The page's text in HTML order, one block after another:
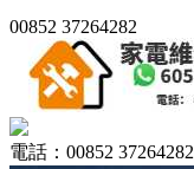
00852 37264282
電話：00852 37264282